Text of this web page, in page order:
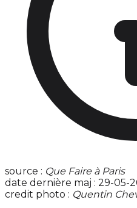
source : Que Faire à Paris
date dernière maj : 29-05-
credit photo : Quentin